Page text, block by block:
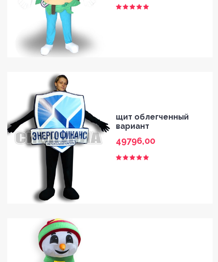
BLOG
щит облегченный
вариант
49796,00